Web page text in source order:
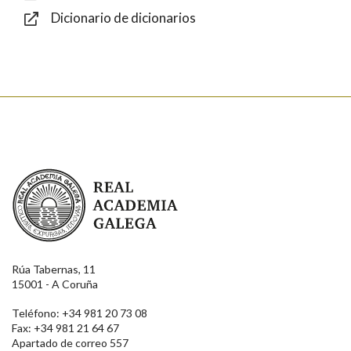
Dicionario de dicionarios
Real Academia Galega
Rúa Tabernas, 11
15001 - A Coruña
Teléfono: +34 981 20 73 08
Fax: +34 981 21 64 67
Apartado de correo 557